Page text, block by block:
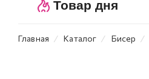
Товар дня
Главная ⁄ Каталог ⁄ Бисер ⁄